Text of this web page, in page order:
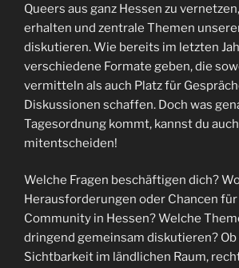
Queers aus ganz Hessen zu
erhalten und zentrale Themen
diskutieren. Wie bereits im letzten
verschiedene Formate geben, die
vermitteln als auch Platz für
Diskussionen schaffen. Doch was
Tagesordnung kommt, kannst du
mitentscheiden!
Welche Fragen beschäftigen dich?
Herausforderungen oder Chancen
Community in Hessen? Welche
dringend gemeinsam diskutieren? Ob
Sichtbarkeit im ländlichen Raum,